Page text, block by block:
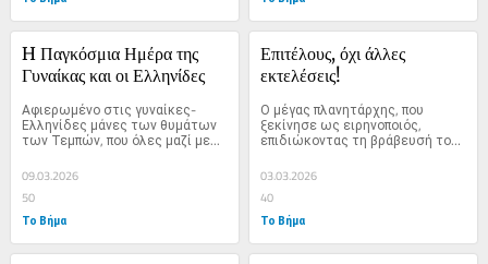
H Παγκόσμια Ημέρα της
Γυναίκας και οι Ελληνίδες
Αφιερωμένο στις γυναίκες-
Ελληνίδες μάνες των θυμάτων
των Τεμπών, που όλες μαζί με...
09.03.2026
50
Το Βήμα
Επιτέλους, όχι άλλες
εκτελέσεις!
Ο μέγας πλανητάρχης, που
ξεκίνησε ως ειρηνοποιός,
επιδιώκοντας τη βράβευσή του
03.03.2026
40
Το Βήμα